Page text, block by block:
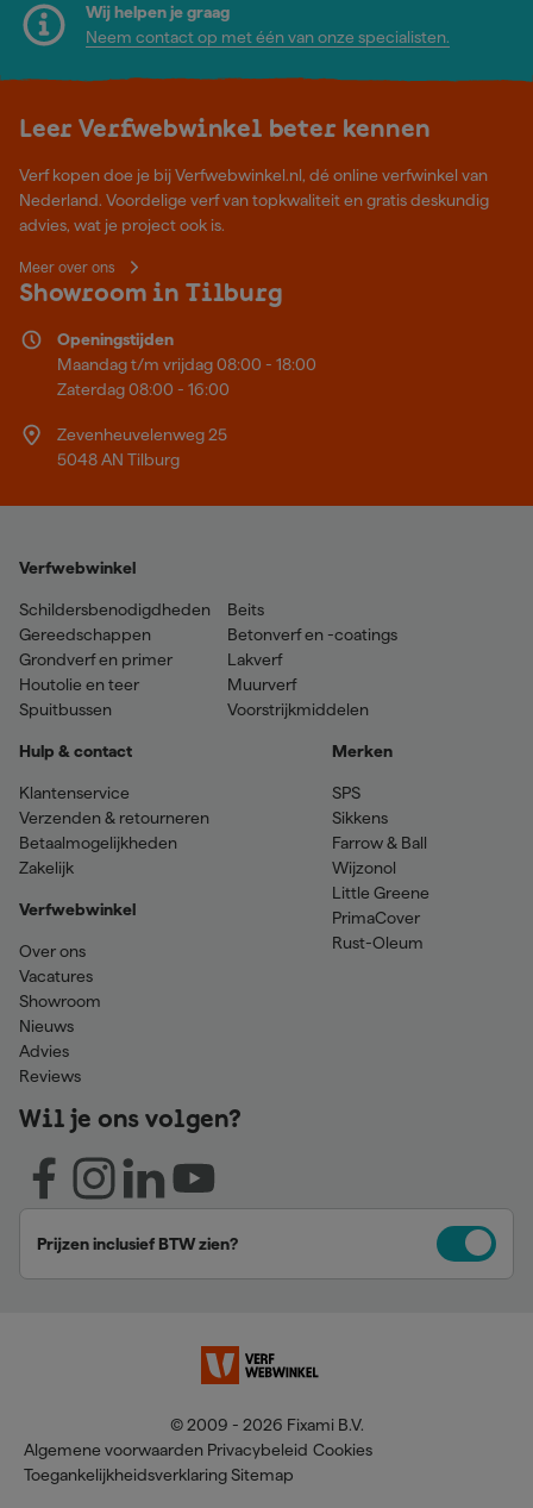
Wij helpen je graag
Neem contact op met één van onze specialisten.
Leer Verfwebwinkel beter kennen
Verf kopen doe je bij Verfwebwinkel.nl, dé online verfwinkel van
Nederland. Voordelige verf van topkwaliteit en gratis deskundig
advies, wat je project ook is.
Meer over ons
Showroom in Tilburg
Openingstijden
Maandag t/m vrijdag 08:00 - 18:00
Zaterdag 08:00 - 16:00
Zevenheuvelenweg 25
5048 AN Tilburg
Verfwebwinkel
Schildersbenodigdheden
Gereedschappen
Grondverf en primer
Houtolie en teer
Spuitbussen
Beits
Betonverf en -coatings
Lakverf
Muurverf
Voorstrijkmiddelen
Hulp & contact
Klantenservice
Verzenden & retourneren
Betaalmogelijkheden
Zakelijk
Verfwebwinkel
Over ons
Vacatures
Showroom
Nieuws
Advies
Reviews
Merken
SPS
Sikkens
Farrow & Ball
Wijzonol
Little Greene
PrimaCover
Rust-Oleum
Wil je ons volgen?
Prijzen inclusief BTW zien?
© 2009 - 2026 Fixami B.V.
Algemene voorwaarden Privacybeleid Cookies
Toegankelijkheidsverklaring Sitemap